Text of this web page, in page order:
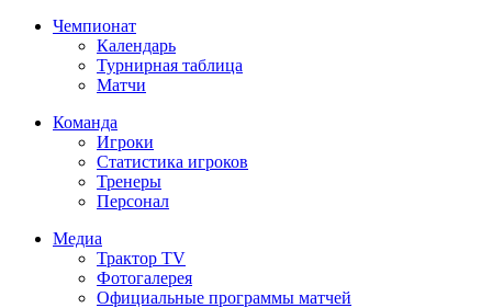
Чемпионат
Календарь
Турнирная таблица
Матчи
Команда
Игроки
Статистика игроков
Тренеры
Персонал
Медиа
Трактор TV
Фотогалерея
Официальные программы матчей